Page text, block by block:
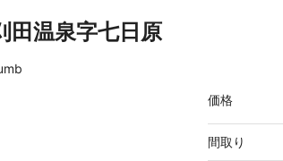
田温泉字七日原
価格
間取り